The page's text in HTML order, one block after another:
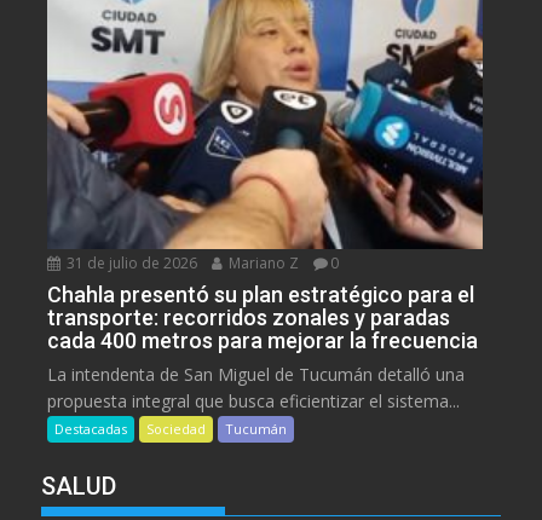
31 de julio de 2026 Mariano Z 0
Chahla presentó su plan estratégico para el
transporte: recorridos zonales y paradas
cada 400 metros para mejorar la frecuencia
La intendenta de San Miguel de Tucumán detalló una
propuesta integral que busca eficientizar el sistema...
Destacadas Sociedad Tucumán
SALUD